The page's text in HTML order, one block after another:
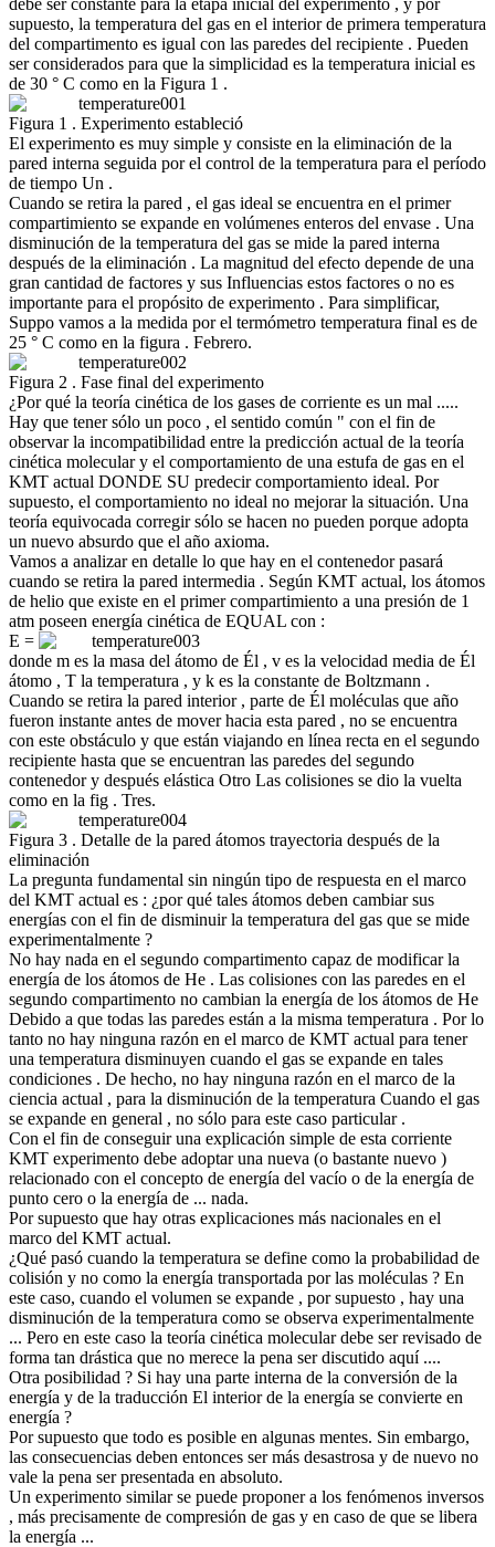
supuesto, la temperatura del gas en el interior de primera temperatura
del compartimento es igual con las paredes del recipiente . Pueden
ser considerados para que la simplicidad es la temperatura inicial es
de 30 ° C como en la Figura 1 .
Figura 1 . Experimento estableció
El experimento es muy simple y consiste en la eliminación de la
pared interna seguida por el control de la temperatura para el período
de tiempo Un .
Cuando se retira la pared , el gas ideal se encuentra en el primer
compartimiento se expande en volúmenes enteros del envase . Una
disminución de la temperatura del gas se mide la pared interna
después de la eliminación . La magnitud del efecto depende de una
gran cantidad de factores y sus Influencias estos factores o no es
importante para el propósito de experimento . Para simplificar,
Suppo vamos a la medida por el termómetro temperatura final es de
25 ° C como en la figura . Febrero.
Figura 2 . Fase final del experimento
¿Por qué la teoría cinética de los gases de corriente es un mal .....
Hay que tener sólo un poco , el sentido común " con el fin de
observar la incompatibilidad entre la predicción actual de la teoría
cinética molecular y el comportamiento de una estufa de gas en el
KMT actual DONDE SU predecir comportamiento ideal. Por
supuesto, el comportamiento no ideal no mejorar la situación. Una
teoría equivocada corregir sólo se hacen no pueden porque adopta
un nuevo absurdo que el año axioma.
Vamos a analizar en detalle lo que hay en el contenedor pasará
cuando se retira la pared intermedia . Según KMT actual, los átomos
de helio que existe en el primer compartimiento a una presión de 1
atm poseen energía cinética de EQUAL con :
E =
donde m es la masa del átomo de Él , v es la velocidad media de Él
átomo , T la temperatura , y k es la constante de Boltzmann .
Cuando se retira la pared interior , parte de Él moléculas que año
fueron instante antes de mover hacia esta pared , no se encuentra
con este obstáculo y que están viajando en línea recta en el segundo
recipiente hasta que se encuentran las paredes del segundo
contenedor y después elástica Otro Las colisiones se dio la vuelta
como en la fig . Tres.
Figura 3 . Detalle de la pared átomos trayectoria después de la
eliminación
La pregunta fundamental sin ningún tipo de respuesta en el marco
del KMT actual es : ¿por qué tales átomos deben cambiar sus
energías con el fin de disminuir la temperatura del gas que se mide
experimentalmente ?
No hay nada en el segundo compartimento capaz de modificar la
energía de los átomos de He . Las colisiones con las paredes en el
segundo compartimento no cambian la energía de los átomos de He
Debido a que todas las paredes están a la misma temperatura . Por lo
tanto no hay ninguna razón en el marco de KMT actual para tener
una temperatura disminuyen cuando el gas se expande en tales
condiciones . De hecho, no hay ninguna razón en el marco de la
ciencia actual , para la disminución de la temperatura Cuando el gas
se expande en general , no sólo para este caso particular .
Con el fin de conseguir una explicación simple de esta corriente
KMT experimento debe adoptar una nueva (o bastante nuevo )
relacionado con el concepto de energía del vacío o de la energía de
punto cero o la energía de ... nada.
Por supuesto que hay otras explicaciones más nacionales en el
marco del KMT actual.
¿Qué pasó cuando la temperatura se define como la probabilidad de
colisión y no como la energía transportada por las moléculas ? En
este caso, cuando el volumen se expande , por supuesto , hay una
disminución de la temperatura como se observa experimentalmente
... Pero en este caso la teoría cinética molecular debe ser revisado de
forma tan drástica que no merece la pena ser discutido aquí ....
Otra posibilidad ? Si hay una parte interna de la conversión de la
energía y de la traducción El interior de la energía se convierte en
energía ?
Por supuesto que todo es posible en algunas mentes. Sin embargo,
las consecuencias deben entonces ser más desastrosa y de nuevo no
vale la pena ser presentada en absoluto.
Un experimento similar se puede proponer a los fenómenos inversos
, más precisamente de compresión de gas y en caso de que se libera
la energía ...